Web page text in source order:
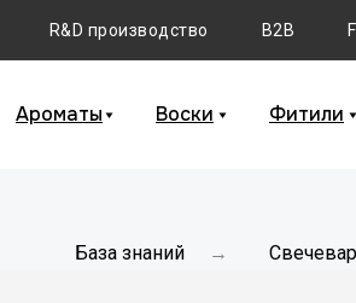
R&D производство B2B
Фитили
Ароматы Воски
База знаний →